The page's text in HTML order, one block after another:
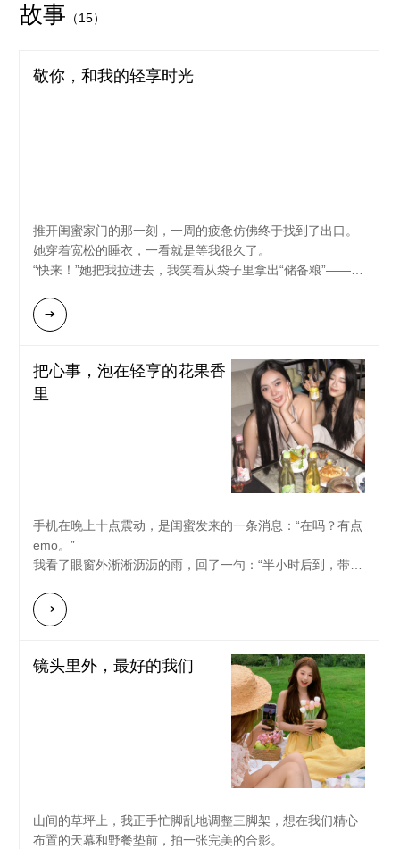
故事 （15）
敬你，和我的轻享时光
推开闺蜜家门的那一刻，一周的疲惫仿佛终于找到了出口。
她穿着宽松的睡衣，一看就是等我很久了。
“快来！”她把我拉进去，我笑着从袋子里拿出“储备粮”——几
递给她，自己开了青桂味的。
了一口，冰凉的白桃香气瞬间包裹了舌尖，那些细密的小气
泡温柔地炸开，带走了一整天的烦躁。酒精感很轻，像一阵
恰到好处的微风，只为了让心情更松弛。
我们窝在沙发里，脚翘在茶几上。从吐槽老板的奇葩要求，
到八卦同事的新恋情，再到回忆大学时一起在操场喝酒撒疯
的傻样子……话题东拉西扯，笑声一阵接着一阵。
是喜欢这个，又好看又好喝，没负担，又感觉轻飘飘的，很
舒服。”“对啊，”我举起杯子和她轻轻一碰，发出清脆的响
声，那一刻，房间里充满了水果的清甜和我们的笑声。RIO
把心事，泡在轻享的花果香
里
手机在晚上十点震动，是闺蜜发来的一条消息：“在吗？有点
emo。”
我看了眼窗外淅淅沥沥的雨，回了一句：“半小时后到，带上
她知道我说的“急救箱”是什么。到她家时，她穿着睡衣，眼
睛有点红，像只可怜的小兔子。我没多问，只是从湿漉漉的
“尝尝这个，”我递给她一瓶，“专治各种不开心。”
我们盘腿坐在地毯上，背靠着沙发。她没有立刻倾诉，只是
小口小口地喝着。清甜的花果香味道，柔和地打开心扉。直
到暖意爬上脸颊，她才开始断断续续地讲起工作的委屈和感
在于此——它的酒精度刚好够让情绪松弛，卸下防备，又不
会让人失控大哭。它像一层柔软的保护罩，包裹着这个脆弱
镜头里外，最好的我们
山间的草坪上，我正手忙脚乱地调整三脚架，想在我们精心
布置的天幕和野餐垫前，拍一张完美的合影。